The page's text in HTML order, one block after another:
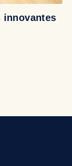
innovantes